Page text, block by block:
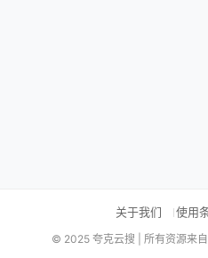
关于我们 使用
© 2025 夸克云搜 | 所有资源来